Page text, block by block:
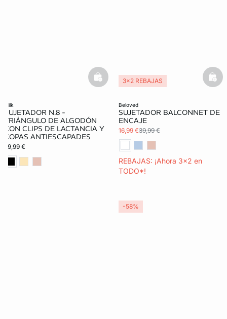
milk
SUJETADOR N.8 -
TRIÁNGULO DE ALGODÓN
CON CLIPS DE LACTANCIA Y
COPAS ANTIESCAPADES
29,99 €
basketfull
beloved
SUJETADOR BALCONNET DE
ENCAJE
16,99 €39,99 €
REBAJAS: ¡Ahora 3x2 en
TODO*!
3x2 REBAJAS
-58%